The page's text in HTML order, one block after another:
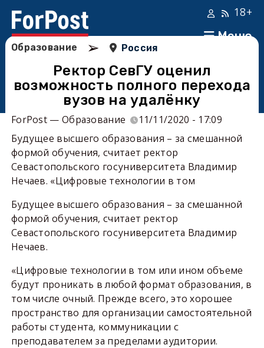
Меню
18+
Образование ➢ Россия
Ректор СевГУ оценил
возможность полного перехода
вузов на удалёнку
ForPost — Образование
11/11/2020 - 17:09
Будущее высшего образования – за смешанной
формой обучения, считает ректор
Севастопольского госуниверситета Владимир
Нечаев. «Цифровые технологии в том
Будущее высшего образования – за смешанной
формой обучения, считает ректор
Севастопольского госуниверситета Владимир
Нечаев.
«Цифровые технологии в том или ином объеме
будут проникать в любой формат образования, в
том числе очный. Прежде всего, это хорошее
пространство для организации самостоятельной
работы студента, коммуникации с
преподавателем за пределами аудитории.